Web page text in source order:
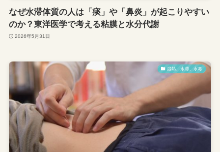
なぜ水滞体質の人は「痰」や「鼻炎」が起こりやすい
のか？東洋医学で考える粘膜と水分代謝
2026年5月31日
湿熱、水滞、水毒